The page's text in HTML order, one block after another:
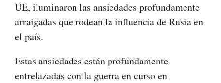
UE, iluminaron las ansiedades profundamente
arraigadas que rodean la influencia de Rusia en
el país.
Estas ansiedades están profundamente
entrelazadas con la guerra en curso en